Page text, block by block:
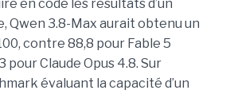
en code les résultats d’un
Qwen 3.8-Max aurait obtenu un
contre 88,8 pour Fable 5
pour Claude Opus 4.8. Sur
évaluant la capacité d’un